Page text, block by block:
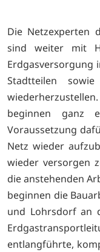
Die Netzexperten
sind weiter mit
Erdgasversorgung
Stadtteilen
beginnen ganz
Voraussetzung
Netz wieder
wieder versorgen
die anstehenden
beginnen die
und Lohrsdorf an
entlangführte,